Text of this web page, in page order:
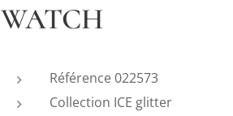
WATCH
Référence022573
Collection ICE glitter